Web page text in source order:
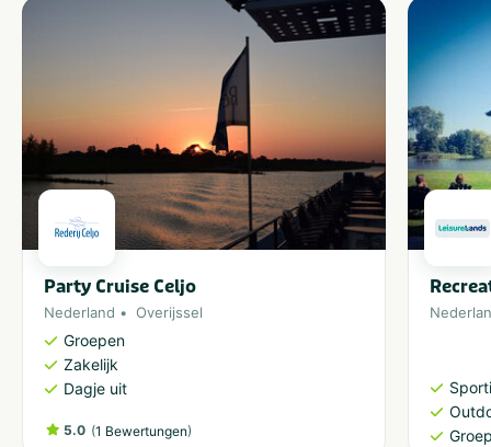
Party Cruise Celjo
Nederland Overijssel
Groepen
Zakelijk
Dagje uit
5.0 (1 Bewertungen)